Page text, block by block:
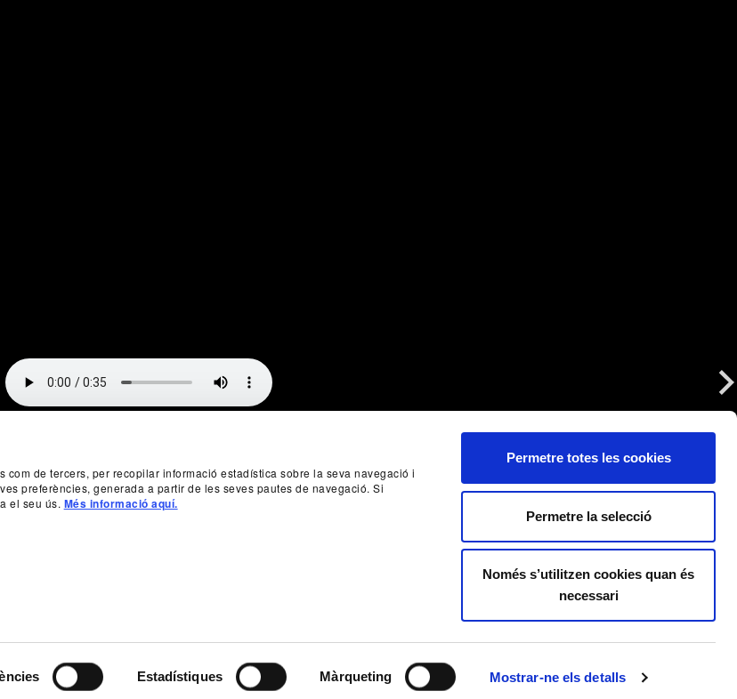
de tercers, per recopilar informació estadística sobre la seva navegació i
preferències, generada a partir de les seves pautes de navegació. Si
el seu ús. Més informació aquí.
Estadístiques Màrqueting Mostrar-ne els detalls
Permetre totes les cookies
Permetre la selecció
Només s’utilitzen cookies quan és
necessari
Next